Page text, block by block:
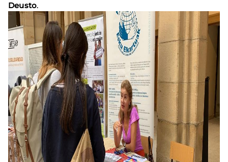
Deusto.